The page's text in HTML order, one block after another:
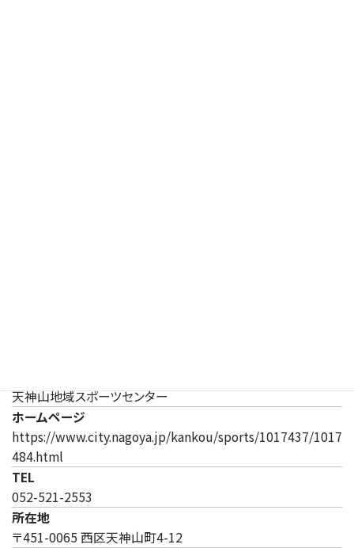
天神山地域スポーツセンター
ホームページ
https://www.city.nagoya.jp/kankou/sports/1017437/1017
484.html
TEL
052-521-2553
所在地
〒451-0065 西区天神山町4-12